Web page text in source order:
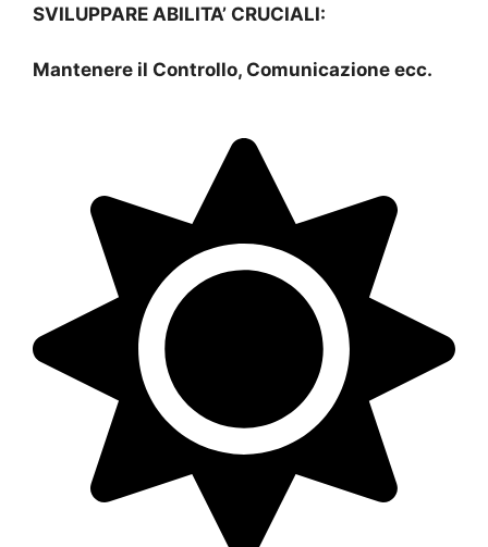
SVILUPPARE ABILITA’ CRUCIALI:
Mantenere il Controllo, Comunicazione ecc.